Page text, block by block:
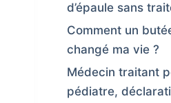
d’épaule sans
Comment un
changé ma vie ?
Médecin traitant
pédiatre,